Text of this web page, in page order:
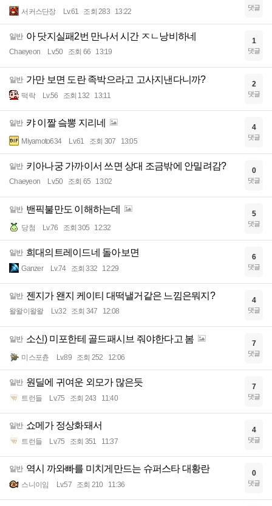
서커스단장 Lv.61 조회 283 13:22 댓글
일반 아 닷지실패2번 만나서 시간 ㅈㄴ낭비하네
Chaeyeon Lv.50 조회 66 13:19
1
댓글
일반 가만 보면 도란 족박으라고 고사지낸다니까?
떡락 Lv.56 조회 132 13:11
2
댓글
일반 캬 이짤 슼뽕 지리네
Miyamoto634 Lv.61 조회 307 13:05
4
댓글
일반 키아나궁 가까이서 쓰면 상대 조금밖에 안밀려감?
Chaeyeon Lv.50 조회 65 13:02
0
댓글
일반 밴픽불만도 이해하는데
당첨 Lv.76 조회 305 12:32
5
댓글
일반 희대의트레이드네 돌아보면
Ganzer Lv.74 조회 332 12:29
6
댓글
일반 젠지가 왠지 케이티 대떡낼거같은 느낌은뭐지?
왈왈이왈왈 Lv.32 조회 347 12:08
4
댓글
일반 소신) 미포한테 골드패시브 줘야한다고 봄
미스포츈 Lv.89 조회 252 12:06
7
댓글
일반 원딜에 귀여운 외모가 많은듯
트런들 Lv.75 조회 243 11:40
7
댓글
일반 쇼메가 정상화돼서
트런들 Lv.75 조회 351 11:37
4
댓글
일반 역시 까와빠를 미치게만드는 슈퍼스타 대황란
스니이임 Lv.57 조회 210 11:36
0
댓글